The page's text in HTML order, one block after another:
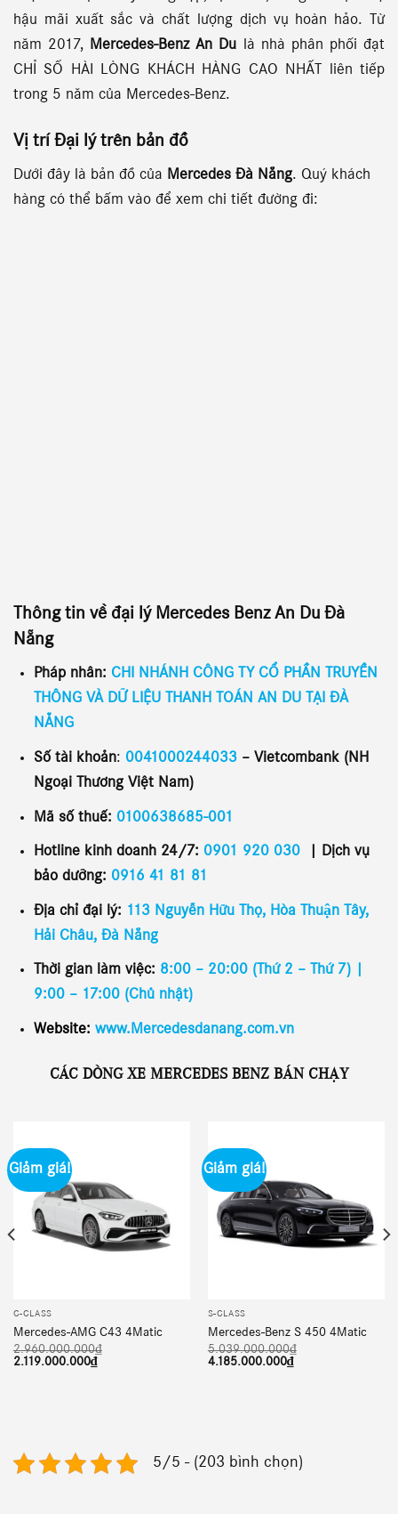
hậu mãi xuất sắc và chất lượng dịch vụ hoàn hảo. Từ
năm 2017,
Mercedes-Benz An Du là nhà phân phối đạt
CHỈ SỐ HÀI LÒNG KHÁCH HÀNG CAO NHẤT liên tiếp
trong 5 năm của Mercedes-Benz.
Vị trí Đại lýtrên bản đồ
Dưới đây là bản đồ của Mercedes Đà Nẵng. Quý khách
hàng có thể bấm vào để xem chi tiết đường đi:
Thông tin về đại lý Mercedes Benz An Du Đà
Nẵng
Pháp nhân: CHI NHÁNH CÔNG TY CỔ PHẦN TRUYỀN
THÔNG VÀ DỮ LIỆU THANH TOÁN AN DU TẠI ĐÀ
NẴNG
Số tài khoản: 0041000244033– Vietcombank (NH
Ngoại Thương Việt Nam)
Mã số thuế: 0100638685-001
Hotline kinh doanh 24/7: 0901 920 030
Dịch vụ
bảo dưỡng: 0916 41 81 81
Địa chỉ đại lý: 113 Nguyễn Hữu Thọ, Hòa Thuận Tây,
Hải Châu, Đà Nẵng
Thời gian làm việc: 8:00 – 20:00 (Thứ 2 – Thứ 7) |
9:00 – 17:00 (Chủ nhật)
Website: www.Mercedesdanang.com.vn
CÁC DÒNG XE MERCEDES BENZ BÁN CHẠY
Giảm giá!
C-CLASS
Mercedes-AMG C43 4Matic
2.960.000.000₫
Giá
2.119.000.000₫Giá
Giảm giá!
S-CLASS
Mercedes-Benz S 450 4Matic
5.039.000.000₫
Giá
4.185.000.000₫Giá
5/5 - (203 bình chọn)